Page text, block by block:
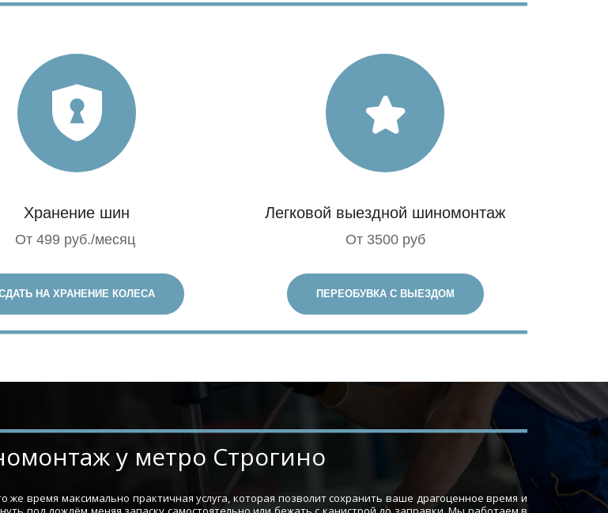
Хранение шин
От 499 руб./месяц
НА ХРАНЕНИЕ КОЛЕСА
Легковой выездной шиномонтаж
От 3500 руб
ПЕРЕОБУВКА С ВЫЕЗДОМ
у метро Строгино
время максимально практичная услуга, которая позволит сохранить ваше драгоценное время и